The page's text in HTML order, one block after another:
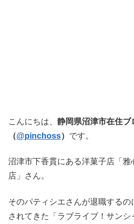
こんにちは、 静岡県沼津市在住ブ
（@pinchoss） です。
沼津市下香貫にある洋菓子店「
店」さん。
そのパティシエさんが退職する
されてきた「ラブライブ！サン